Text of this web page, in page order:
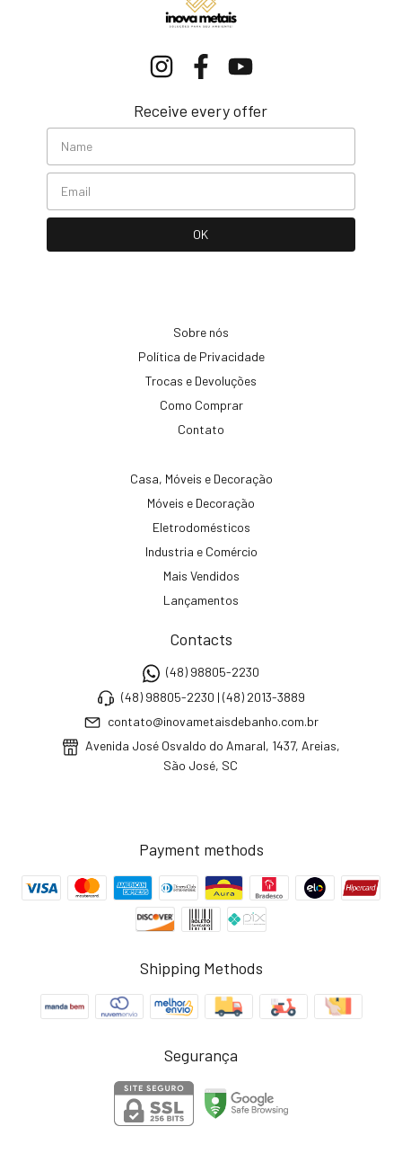
Receive every offer
Sobre nós
Política de Privacidade
Trocas e Devoluções
Como Comprar
Contato
Casa, Móveis e Decoração
Móveis e Decoração
Eletrodomésticos
Industria e Comércio
Mais Vendidos
Lançamentos
Contacts
(48) 98805-2230
(48) 98805-2230 | (48) 2013-3889
contato@inovametaisdebanho.com.br
Avenida José Osvaldo do Amaral, 1437, Areias,
São José, SC
Payment methods
Shipping Methods
Segurança